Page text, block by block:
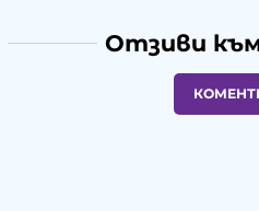
Отзиви